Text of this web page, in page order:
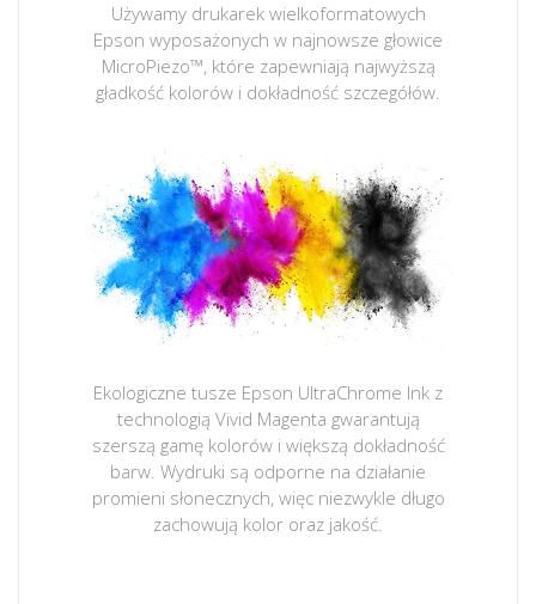
Używamy drukarek wielkoformatowych
Epson wyposażonych w najnowsze głowice
MicroPiezo™, które zapewniają najwyższą
gładkość kolorów i dokładność szczegółów.
Ekologiczne tusze Epson UltraChrome Ink z
technologią Vivid Magenta gwarantują
szerszą gamę kolorów i większą dokładność
barw. Wydruki są odporne na działanie
promieni słonecznych, więc niezwykle długo
zachowują kolor oraz jakość.